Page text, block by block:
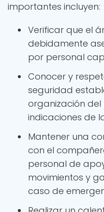
importantes incluyen:
Verificar que el
debidamente
por personal
Conocer y
seguridad
organización del
indicaciones de
Mantener una
con el
personal de
movimientos y
caso de